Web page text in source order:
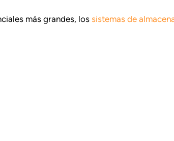
más grandes, los sistemas de